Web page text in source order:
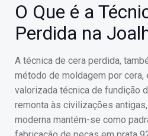
O Que é a
Perdida na
A técnica de cera perdida,
método de moldagem por cera,
valorizada técnica de fundição
remonta às civilizações
moderna mantém-se como